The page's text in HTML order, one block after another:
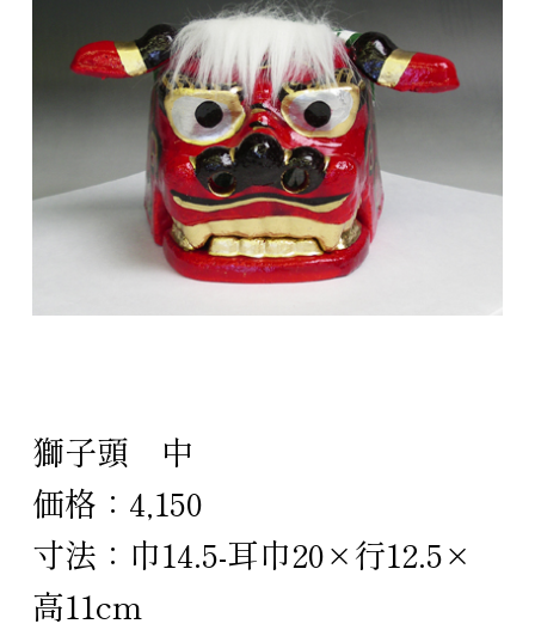
獅子頭 中
価格：4,150
寸法：巾14.5-耳巾20×行12.5×
高11cm